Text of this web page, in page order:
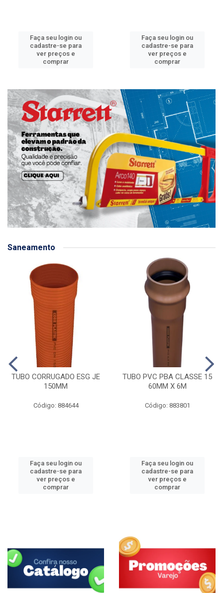
Faça seu login ou
cadastre-se para
ver preços e
comprar
Faça seu login ou
cadastre-se para
ver preços e
comprar
Saneamento
TUBO CORRUGADO ESG JE
150MM
Código: 884644
Faça seu login ou
cadastre-se para
ver preços e
comprar
TUBO PVC PBA CLASSE 15
60MM X 6M
Código: 883801
Faça seu login ou
cadastre-se para
ver preços e
comprar